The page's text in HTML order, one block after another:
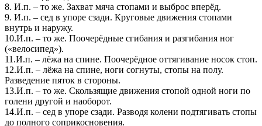
8. И.п. – то же. Захват мяча стопами и выброс вперёд.
9. И.п. – сед в упоре сзади. Круговые движения стопами
внутрь и наружу.
10.И.п. – то же. Поочерёдные сгибания и разгибания ног
(«велосипед»).
11.И.п. – лёжа на спине. Поочерёдное оттягивание носок стоп.
12.И.п. – лёжа на спине, ноги согнуты, стопы на полу.
Разведение пяток в стороны.
13.И.п. – то же. Скользящие движения стопой одной ноги по
голени другой и наоборот.
14.И.п. – сед в упоре сзади. Разводя колени подтягивать стопы
до полного соприкосновения.